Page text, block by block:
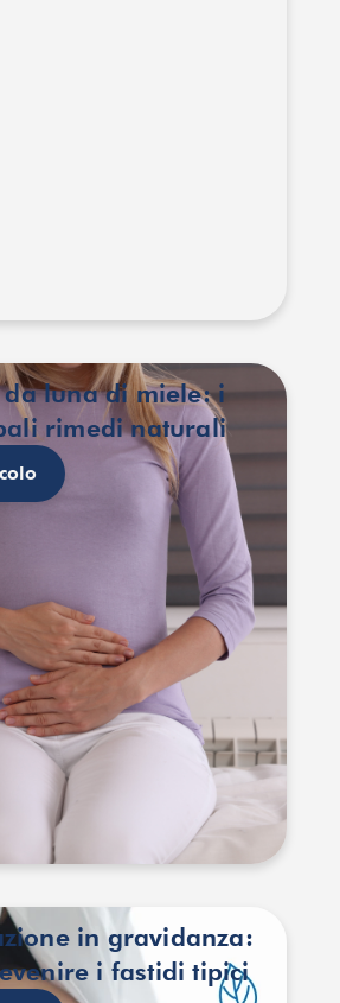
da luna di miele: i
rimedi naturali
in gravidanza:
i fastidi tipici